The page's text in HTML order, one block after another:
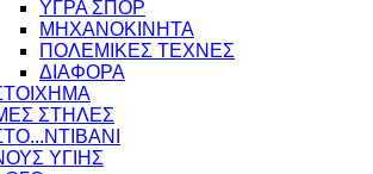
ΥΓΡΑ ΣΠΟΡ
ΜΗΧΑΝΟΚΙΝΗΤΑ
ΠΟΛΕΜΙΚΕΣ ΤΕΧΝΕΣ
ΔΙΑΦΟΡΑ
ΣΤΗΛΕΣ
ΥΓΙΗΣ